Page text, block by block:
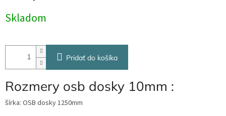
cena:
Skladom
Pridať do košíka
Rozmery osb dosky 10mm :
šírka: OSB dosky 1250mm